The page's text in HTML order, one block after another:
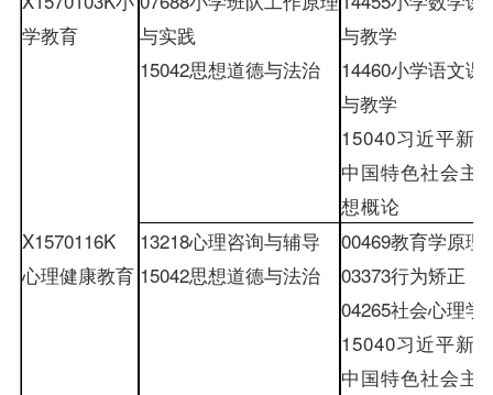
学教育
与实践
与教学
15042思想道德与法治 14460小学语文课
与教学
15040习近平新
中国特色社会主
想概论
X1570116K
心理健康教育
13218心理咨询与辅导 00469教育学原理
15042思想道德与法治 03373行为矫正
04265社会心理学
15040习近平新
中国特色社会主